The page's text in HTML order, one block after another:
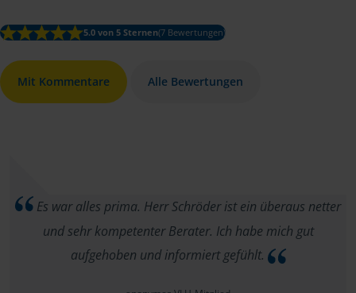
5.0 von 5 Sternen(7 Bewertungen)
Mit Kommentare Alle Bewertungen
Es war alles prima. Herr Schröder ist ein überaus netter
und sehr kompetenter Berater. Ich habe mich gut
aufgehoben und informiert gefühlt.